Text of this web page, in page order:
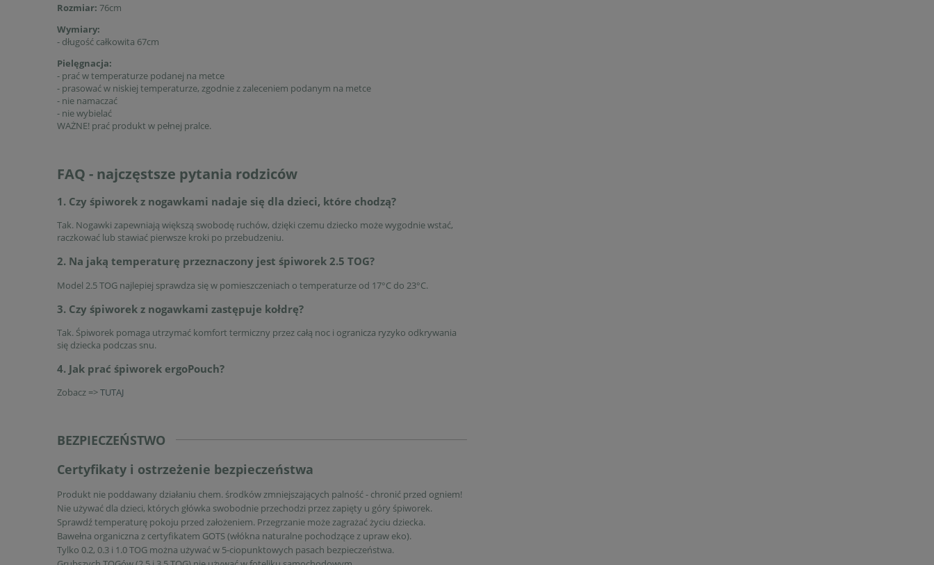
Rozmiar: 76cm
Wymiary:
- długość całkowita 67cm
Pielęgnacja:
- prać w temperaturze podanej na metce
- prasować w niskiej temperaturze, zgodnie z zaleceniem podanym na metce
- nie namaczać
- nie wybielać
WAŻNE! prać produkt w pełnej pralce.
FAQ - najczęstsze pytania rodziców
1. Czy śpiworek z nogawkami nadaje się dla dzieci, które chodzą?
Tak. Nogawki zapewniają większą swobodę ruchów, dzięki czemu dziecko może wygodnie wstać,
raczkować lub stawiać pierwsze kroki po przebudzeniu.
2. Na jaką temperaturę przeznaczony jest śpiworek 2.5 TOG?
Model 2.5 TOG najlepiej sprawdza się w pomieszczeniach o temperaturze od 17°C do 23°C.
3. Czy śpiworek z nogawkami zastępuje kołdrę?
Tak. Śpiworek pomaga utrzymać komfort termiczny przez całą noc i ogranicza ryzyko odkrywania
się dziecka podczas snu.
4. Jak prać śpiworek ergoPouch?
Zobacz =>TUTAJ
BEZPIECZEŃSTWO
Certyfikaty i ostrzeżenie bezpieczeństwa
Produkt nie poddawany działaniu chem. środków zmniejszających palność - chronić przed ogniem!
Nie używać dla dzieci, których główka swobodnie przechodzi przez zapięty u góry śpiworek.
Sprawdź temperaturę pokoju przed założeniem. Przegrzanie może zagrażać życiu dziecka.
Bawełna organiczna z certyfikatem GOTS (włókna naturalne pochodzące z upraw eko).
Tylko 0.2, 0.3 i 1.0 TOG można używać w 5-ciopunktowych pasach bezpieczeństwa.